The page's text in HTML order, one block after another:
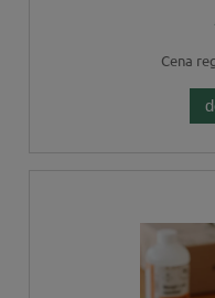
Cena